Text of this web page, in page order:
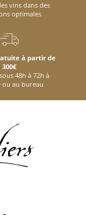
vins dans des
optimales
à partir de
300€
48h à 72h à
ou au bureau